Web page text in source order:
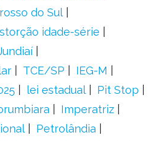
do Sul
idade-série
TCE/SP
IEG-M
lei estadual
Pit Stop
Imperatriz
Petrolândia